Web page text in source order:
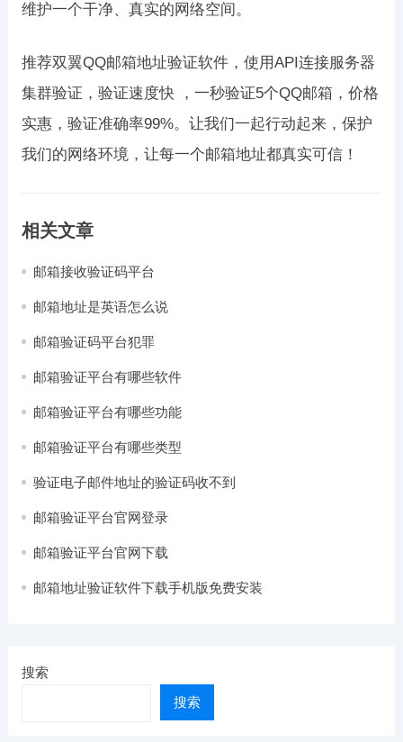
维护一个干净、真实的网络空间。
推荐双翼QQ邮箱地址验证软件，使用API连接服务器
集群验证，验证速度快 ，一秒验证5个QQ邮箱，价格
实惠，验证准确率99%。让我们一起行动起来，保护
我们的网络环境，让每一个邮箱地址都真实可信！
相关文章
邮箱接收验证码平台
邮箱地址是英语怎么说
邮箱验证码平台犯罪
邮箱验证平台有哪些软件
邮箱验证平台有哪些功能
邮箱验证平台有哪些类型
验证电子邮件地址的验证码收不到
邮箱验证平台官网登录
邮箱验证平台官网下载
邮箱地址验证软件下载手机版免费安装
搜索
搜索